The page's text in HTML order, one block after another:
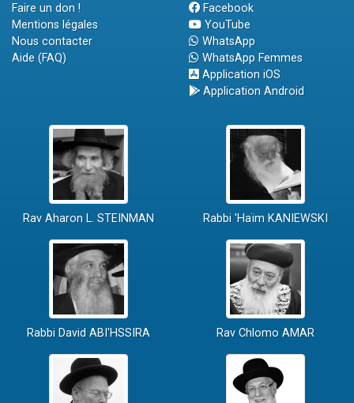
Faire un don !
Mentions légales
Nous contacter
Aide (FAQ)
Facebook
YouTube
WhatsApp
WhatsApp Femmes
Application iOS
Application Android
Rav Aharon L. STEINMAN Rabbi 'Haïm KANIEWSKI
Rabbi David ABI'HSSIRA Rav Chlomo AMAR